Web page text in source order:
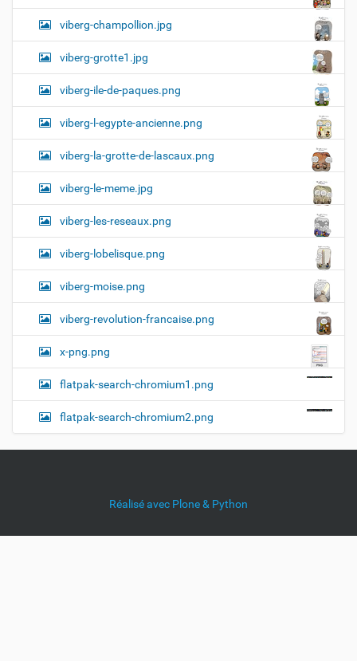
viberg-champollion.jpg
viberg-grotte1.jpg
viberg-ile-de-paques.png
viberg-l-egypte-ancienne.png
viberg-la-grotte-de-lascaux.png
viberg-le-meme.jpg
viberg-les-reseaux.png
viberg-lobelisque.png
viberg-moise.png
viberg-revolution-francaise.png
x-png.png
flatpak-search-chromium1.png
flatpak-search-chromium2.png
Réalisé avec Plone & Python